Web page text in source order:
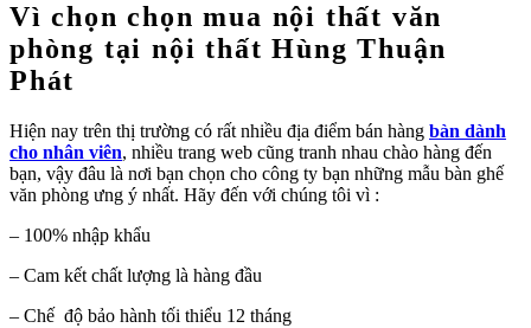
Vì chọn chọn mua nội thất văn
phòng tại nội thất Hùng Thuận
Phát
Hiện nay trên thị trường có rất nhiều địa điểm bán hàng bàn dành
cho nhân viên, nhiều trang web cũng tranh nhau chào hàng đến
bạn, vậy đâu là nơi bạn chọn cho công ty bạn những mẫu bàn ghế
văn phòng ưng ý nhất. Hãy đến với chúng tôi vì :
– 100% nhập khẩu
– Cam kết chất lượng là hàng đầu
– Chế độ bảo hành tối thiểu 12 tháng